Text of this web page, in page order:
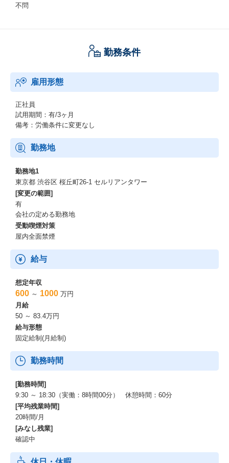
不問
勤務条件
雇用形態
正社員
試用期間：有/3ヶ月
備考：労働条件に変更なし
勤務地
勤務地1
東京都 渋谷区 桜丘町26-1 セルリアンタワー
[変更の範囲]
有
会社の定める勤務地
受動喫煙対策
屋内全面禁煙
給与
想定年収
600 ～ 1000 万円
月給
50 ～ 83.4万円
給与形態
固定給制(月給制)
勤務時間
[勤務時間]
9:30 ～ 18:30（実働：8時間00分） 休憩時間：60分
[平均残業時間]
20時間/月
[みなし残業]
確認中